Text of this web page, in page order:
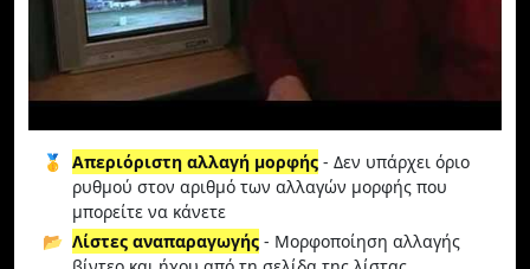
🥇 Απεριόριστη αλλαγή μορφής - Δεν υπάρχει όριο
ρυθμού στον αριθμό των αλλαγών μορφής που
μπορείτε να κάνετε
📂 Λίστες αναπαραγωγής - Μορφοποίηση αλλαγής